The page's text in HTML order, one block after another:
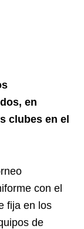
en
clubes en el
con el
fija en los
de